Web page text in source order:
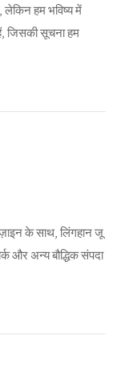
लेकिन हम भविष्य में
जिसकी सूचना हम
के साथ, लिंगहान जू
और अन्य बौद्धिक संपदा